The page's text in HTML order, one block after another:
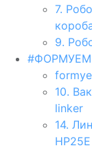
7.
9.
#ФОРМУЕМ
10.
linker
14.